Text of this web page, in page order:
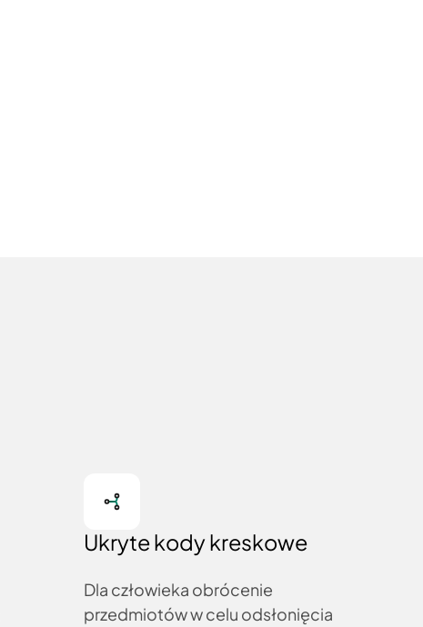
Ukryte kody kreskowe
Dla człowieka obrócenie
przedmiotów w celu odsłonięcia